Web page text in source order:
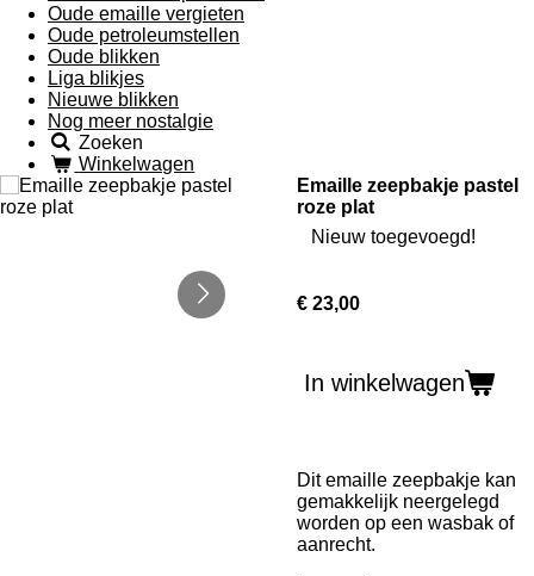
Oude emaille vergieten
Oude petroleumstellen
Oude blikken
Liga blikjes
Nieuwe blikken
Nog meer nostalgie
Zoeken
Winkelwagen
Emaille zeepbakje pastel
roze plat
Nieuw toegevoegd!
€ 23,00
In winkelwagen
Dit emaille zeepbakje kan
gemakkelijk neergelegd
worden op een wasbak of
aanrecht.